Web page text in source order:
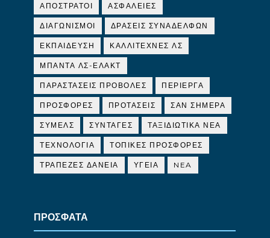
ΑΠΟΣΤΡΑΤΟΙ ΑΣΦΑΛΕΙΕΣ
ΔΙΑΓΩΝΙΣΜΟΙ ΔΡΑΣΕΙΣ ΣΥΝΑΔΕΛΦΩΝ
ΕΚΠΑΙΔΕΥΣΗ ΚΑΛΛΙΤΕΧΝΕΣ ΛΣ
ΜΠΑΝΤΑ ΛΣ-ΕΛΑΚΤ
ΠΑΡΑΣΤΑΣΕΙΣ ΠΡΟΒΟΛΕΣ ΠΕΡΙΕΡΓΑ
ΠΡΟΣΦΟΡΕΣ ΠΡΟΤΑΣΕΙΣ ΣΑΝ ΣΗΜΕΡΑ
ΣΥΜΕΛΣ ΣΥΝΤΑΓΕΣ ΤΑΞΙΔΙΩΤΙΚΑ ΝΕΑ
ΤΕΧΝΟΛΟΓΙΑ ΤΟΠΙΚΕΣ ΠΡΟΣΦΟΡΕΣ
ΤΡΑΠΕΖΕΣ ΔΑΝΕΙΑ ΥΓΕΙΑ NEA
ΠΡΟΣΦΑΤΑ